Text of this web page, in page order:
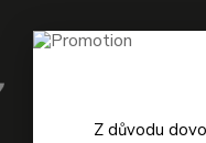
Z důvodu